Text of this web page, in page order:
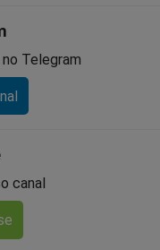
Telegram
canal